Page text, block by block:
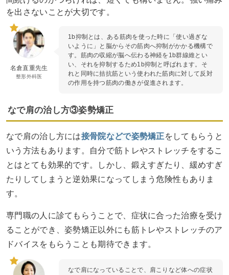
を出さないことが大切です。
名倉直重先生
整形外科医
1b抑制とは、ある筋肉を使った時に「使い過ぎな
いように」と脳からその筋肉へ抑制がかかる機構で
す。筋肉の収縮が脳へ伝わる神経を1b群線維とい
い、それを抑制するため1b抑制と呼ばれます。そ
れと同時に拮抗筋という使われた筋肉に対して反対
の作用を持つ筋肉の働きが促進されます。
なで肩の治し方③姿勢矯正
なで肩の治し方には接骨院などで姿勢矯正をしてもらうと
いう方法もあります。自分で筋トレやストレッチをするこ
とはとても効果的です。しかし、鍛えすぎたり、緩めすぎ
たりしてしまうと逆効果になってしまう危険性もありま
す。
専門職の人に診てもらうことで、症状に合った治療を受け
ることができ、姿勢矯正以外にも筋トレやストレッチのア
ドバイスをもらうことも期待できます。
なで肩になっていることで、肩こりなど体への症状